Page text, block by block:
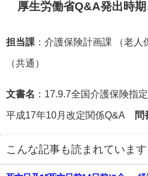
厚生労働省Q&A発出時
担当課 ：介護保険計画課 （老人
（共通）
文書名 ：17.9.7全国介護保険指
平成17年10月改定関係Q&A 問
こんな記事も読まれています